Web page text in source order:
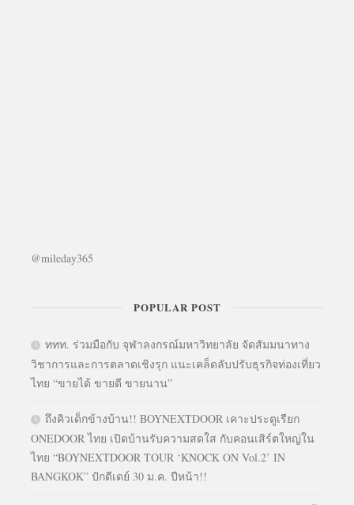
@mileday365
POPULAR POST
ททท. ร่วมมือกับ จุฬาลงกรณ์มหาวิทยาลัย จัดสัมมนาทาง
วิชาการและการตลาดเชิงรุก แนะเคล็ดลับปรับธุรกิจท่องเที่ยว
ไทย “ขายได้ ขายดี ขายนาน”
ถึงคิวเด็กข้างบ้าน!! BOYNEXTDOOR เคาะประตูเรียก
ONEDOOR ไทย เปิดบ้านรับความสดใส กับคอนเสิร์ตใหญ่ใน
ไทย “BOYNEXTDOOR TOUR ‘KNOCK ON Vol.2’ IN
BANGKOK” ปักดีเดย์ 30 ม.ค. ปีหน้า!!